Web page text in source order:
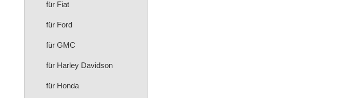
für Fiat
für Ford
für GMC
für Harley Davidson
für Honda